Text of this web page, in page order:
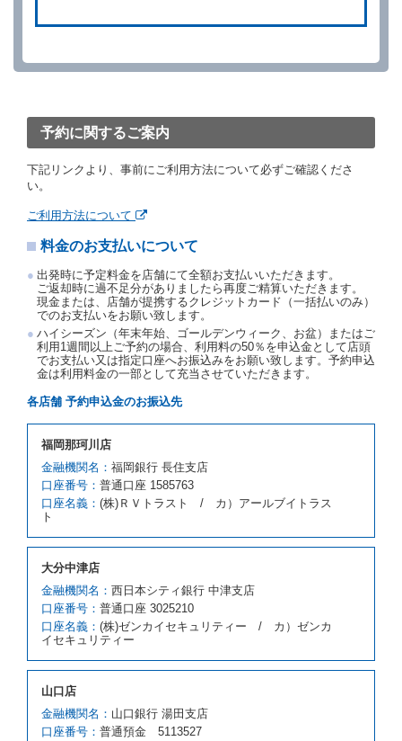
ができます。
を１時間以上経過してもレンタカー貸渡契約（以下
約取消手数料を当社に支払うものとし、当社は、この
予約取消手数料の支払いがあったときは、受領済の予
約申込金を借受人に返還するものとします。
当社の都合により、予約が取り消されたとき、又は貸
約申込金を返還するものとします。
若しくは当社のいずれの責にもよらない事由により貸
たものとします。この場合、当社は受領済の予約申込
金を返還するものとします。
第５条（代替レンタカー）
当社は、借受人から予約のあった車種クラスのレンタ
カーを貸し渡すことができないときは、予約と異なる
車種クラスのレンタカー（以下「代替レンタカー」と
いいます。）の貸渡しを申し入れることができるもの
とします。
借受人が前項の申入れを承諾したときは、当社は車種
クラスを除き予約時と同一の借受条件でレンタカー提
携先の代替レンタカーを貸し渡すものとします。な
お、代替レンタカーの貸渡料金が予約された車種クラ
スの貸渡料金より高くなるときは、予約した車種クラ
スの貸渡料金によるものとし、予約された車種クラス
の車種クラスの貸渡料金によるものとします。
借受人は、第１項の代替レンタカーの貸渡しの申入れ
を拒絶し、予約を取り消すことができるものとしま
す。
前項の場合、第１項の貸渡しをすることができない原
因が、当社の責に帰する事由によるときには第４条第
４項の予約の取消しとして取り扱い、当社は受領済の
予約申込金を返還するものとします。
原因が、当社の責に帰さない事由による時には第４条
第５項の予約の取消しとして取り扱い、当社は受領済
の予約申込金を返還するものとします。
予約に関するご案内
下記リンクより、事前にご利用方法について必ずご確認くださ
い。
ご利用方法について
料金のお支払いについて
出発時に予定料金を店舗にて全額お支払いいただきます。
ご返却時に過不足分がありましたら再度ご精算いただきます。
現金または、店舗が提携するクレジットカード（一括払いのみ）
でのお支払いをお願い致します。
ハイシーズン（年末年始、ゴールデンウィーク、お盆）またはご
利用1週間以上ご予約の場合、利用料の50％を申込金として店頭
でお支払い又は指定口座へお振込みをお願い致します。予約申込
金は利用料金の一部として充当させていただきます。
各店舗 予約申込金のお振込先
福岡那珂川店
金融機関名： 福岡銀行 長住支店
口座番号： 普通口座 1585763
口座名義： (株)ＲＶトラスト / カ）アールブイトラス
ト
大分中津店
金融機関名： 西日本シティ銀行 中津支店
口座番号： 普通口座 3025210
口座名義： (株)ゼンカイセキュリティー / カ）ゼンカ
イセキュリティー
山口店
金融機関名： 山口銀行 湯田支店
口座番号： 普通預金 5113527